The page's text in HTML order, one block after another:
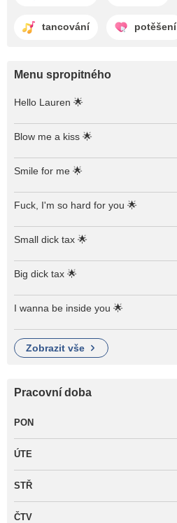
tancování potěšení
Menu spropitného
Hello Lauren 🌟
Blow me a kiss 🌟
Smile for me 🌟
Fuck, I'm so hard for you 🌟
Small dick tax 🌟
Big dick tax 🌟
I wanna be inside you 🌟
zobrazit vše
Pracovní doba
PON
ÚTE
STŘ
ČTV